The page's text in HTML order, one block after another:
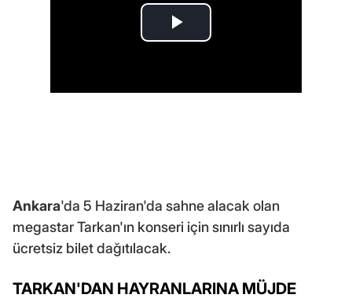
Ankara'da 5 Haziran'da sahne alacak olan
megastar Tarkan'ın konseri için sınırlı sayıda
ücretsiz bilet dağıtılacak.
TARKAN'DAN HAYRANLARINA MÜJDE